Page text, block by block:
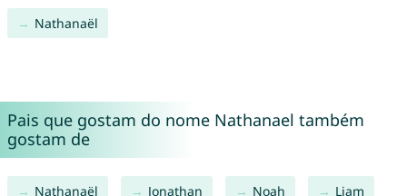
Nathanaël
Pais que gostam do nome Nathanael também
gostam de
Nathanaël Jonathan Noah Liam